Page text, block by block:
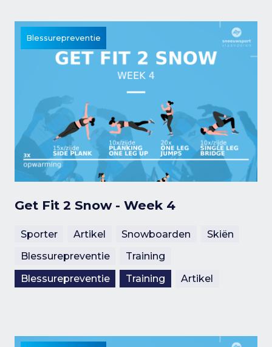
Blessurepreventie
Get Fit 2 Snow - Week 4
Sporter Artikel Snowboarden
Skiën
Blessurepreventie
Training
Blessurepreventie
Training Artikel